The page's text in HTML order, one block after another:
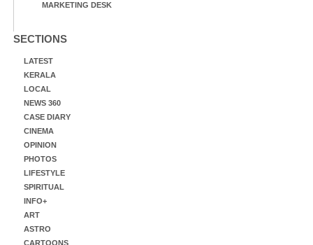
MARKETING DESK
SECTIONS
LATEST
KERALA
LOCAL
NEWS 360
CASE DIARY
CINEMA
OPINION
PHOTOS
LIFESTYLE
SPIRITUAL
INFO+
ART
ASTRO
CARTOONS